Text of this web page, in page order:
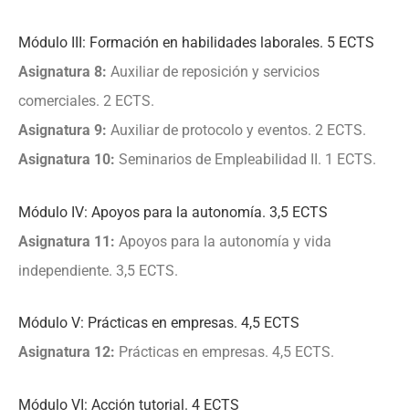
Módulo III: Formación en habilidades laborales. 5 ECTS
Asignatura 8: Auxiliar de reposición y servicios
comerciales. 2 ECTS.
Asignatura 9: Auxiliar de protocolo y eventos. 2 ECTS.
Asignatura 10: Seminarios de Empleabilidad II. 1 ECTS.
Módulo IV: Apoyos para la autonomía. 3,5 ECTS
Asignatura 11: Apoyos para la autonomía y vida
independiente. 3,5 ECTS.
Módulo V: Prácticas en empresas. 4,5 ECTS
Asignatura 12: Prácticas en empresas. 4,5 ECTS.
Módulo VI: Acción tutorial. 4 ECTS